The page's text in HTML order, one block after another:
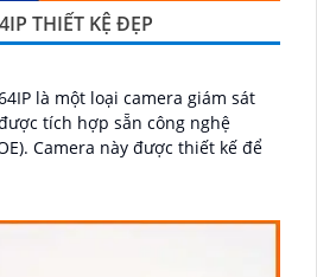
THIẾT KỆ ĐẸP
là một loại camera giám sát
tích hợp sẵn công nghệ
kế để